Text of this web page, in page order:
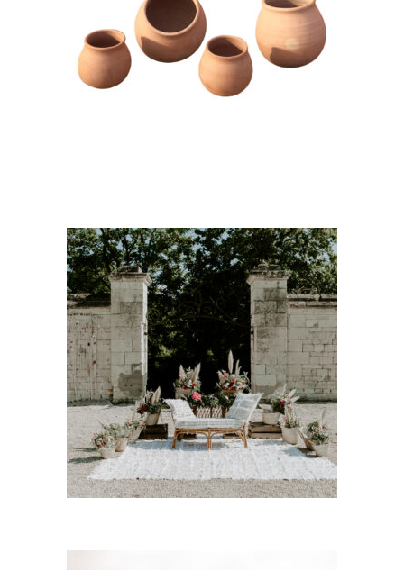
Grand Bol Terracota –
« Nala »
3,80 €
Lot 2 tapis « Alya »
35,00 €